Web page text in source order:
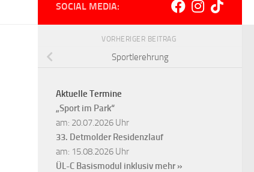
SOCIAL MEDIA:
VORHERIGER BEITRAG
Sportlerehrung
Aktuelle Termine
„Sport im Park“
am: 20.07.2026 Uhr
33. Detmolder Residenzlauf
am: 15.08.2026 Uhr
ÜL-C Basismodul inklusiv mehr »